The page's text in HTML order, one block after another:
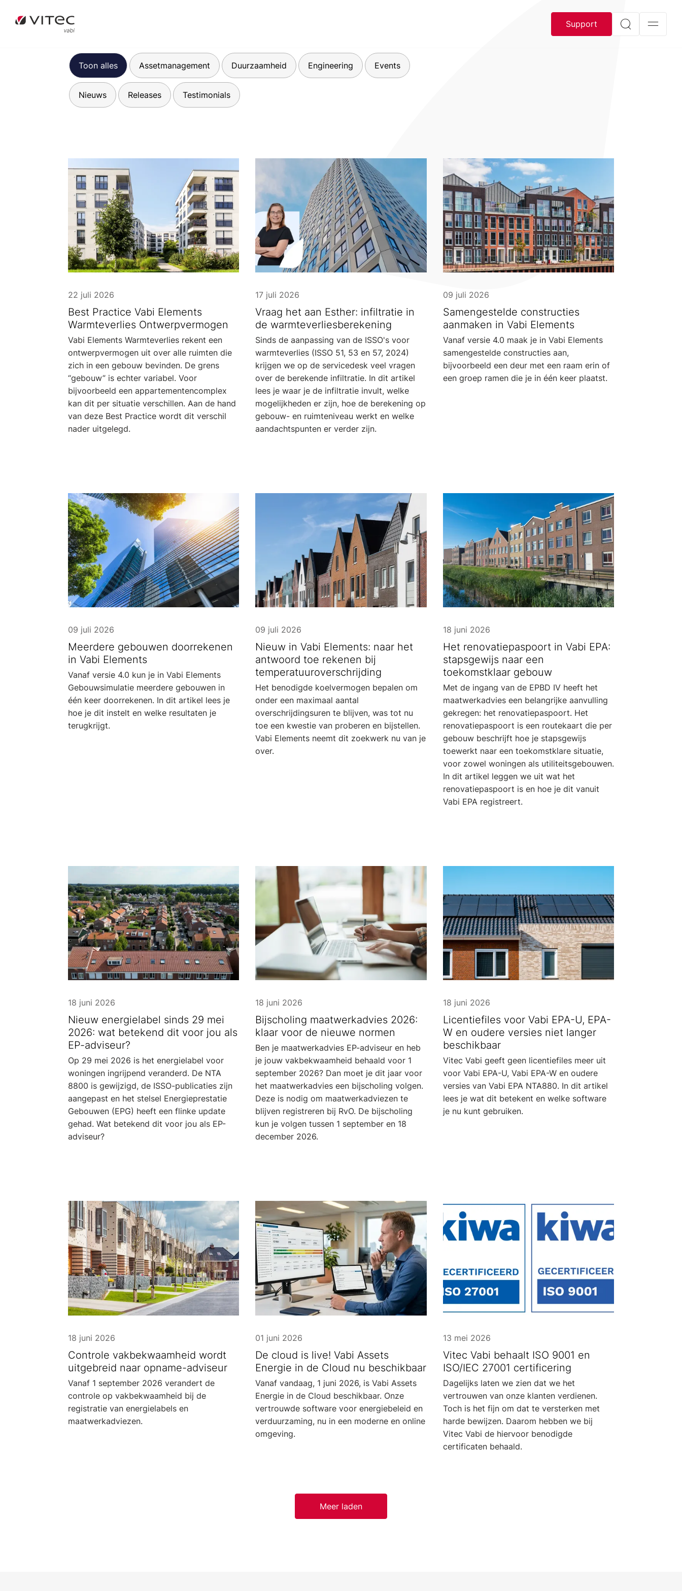
Support
Toon alles Assetmanagement Duurzaamheid Engineering Events
Nieuws Releases Testimonials
22 juli 2026
Best Practice Vabi Elements
Warmteverlies Ontwerpvermogen
Vabi Elements Warmteverlies rekent een
ontwerpvermogen uit over alle ruimten die
zich in een gebouw bevinden. De grens
“gebouw” is echter variabel. Voor
bijvoorbeeld een appartementencomplex
kan dit per situatie verschillen. Aan de hand
van deze Best Practice wordt dit verschil
nader uitgelegd.
17 juli 2026
Vraag het aan Esther: infiltratie in
de warmteverliesberekening
Sinds de aanpassing van de ISSO's voor
warmteverlies (ISSO 51, 53 en 57, 2024)
krijgen we op de servicedesk veel vragen
over de berekende infiltratie. In dit artikel
lees je waar je de infiltratie invult, welke
mogelijkheden er zijn, hoe de berekening op
gebouw- en ruimteniveau werkt en welke
aandachtspunten er verder zijn.
09 juli 2026
Samengestelde constructies
aanmaken in Vabi Elements
Vanaf versie 4.0 maak je in Vabi Elements
samengestelde constructies aan,
bijvoorbeeld een deur met een raam erin of
een groep ramen die je in één keer plaatst.
09 juli 2026
Meerdere gebouwen doorrekenen
in Vabi Elements
Vanaf versie 4.0 kun je in Vabi Elements
Gebouwsimulatie meerdere gebouwen in
één keer doorrekenen. In dit artikel lees je
hoe je dit instelt en welke resultaten je
terugkrijgt.
09 juli 2026
Nieuw in Vabi Elements: naar het
antwoord toe rekenen bij
temperatuuroverschrijding
Het benodigde koelvermogen bepalen om
onder een maximaal aantal
overschrijdingsuren te blijven, was tot nu
toe een kwestie van proberen en bijstellen.
Vabi Elements neemt dit zoekwerk nu van je
over.
18 juni 2026
Het renovatiepaspoort in Vabi EPA:
stapsgewijs naar een
toekomstklaar gebouw
Met de ingang van de EPBD IV heeft het
maatwerkadvies een belangrijke aanvulling
gekregen: het renovatiepaspoort. Het
renovatiepaspoort is een routekaart die per
gebouw beschrijft hoe je stapsgewijs
toewerkt naar een toekomstklare situatie,
voor zowel woningen als utiliteitsgebouwen.
In dit artikel leggen we uit wat het
renovatiepaspoort is en hoe je dit vanuit
Vabi EPA registreert.
18 juni 2026
Nieuw energielabel sinds 29 mei
2026: wat betekend dit voor jou als
EP-adviseur?
Op 29 mei 2026 is het energielabel voor
woningen ingrijpend veranderd. De NTA
8800 is gewijzigd, de ISSO-publicaties zijn
aangepast en het stelsel Energieprestatie
Gebouwen (EPG) heeft een flinke update
gehad. Wat betekend dit voor jou als EP-
adviseur?
18 juni 2026
Bijscholing maatwerkadvies 2026:
klaar voor de nieuwe normen
Ben je maatwerkadvies EP-adviseur en heb
je jouw vakbekwaamheid behaald voor 1
september 2026? Dan moet je dit jaar voor
het maatwerkadvies een bijscholing volgen.
Deze is nodig om maatwerkadviezen te
blijven registreren bij RvO. De bijscholing
kun je volgen tussen 1 september en 18
december 2026.
18 juni 2026
Licentiefiles voor Vabi EPA-U, EPA-
W en oudere versies niet langer
beschikbaar
Vitec Vabi geeft geen licentiefiles meer uit
voor Vabi EPA-U, Vabi EPA-W en oudere
versies van Vabi EPA NTA880. In dit artikel
lees je wat dit betekent en welke software
je nu kunt gebruiken.
18 juni 2026
Controle vakbekwaamheid wordt
uitgebreid naar opname-adviseur
Vanaf 1 september 2026 verandert de
controle op vakbekwaamheid bij de
registratie van energielabels en
maatwerkadviezen.
01 juni 2026
De cloud is live! Vabi Assets
Energie in de Cloud nu beschikbaar
Vanaf vandaag, 1 juni 2026, is Vabi Assets
Energie in de Cloud beschikbaar. Onze
vertrouwde software voor energiebeleid en
verduurzaming, nu in een moderne en online
omgeving.
13 mei 2026
Vitec Vabi behaalt ISO 9001 en
ISO/IEC 27001 certificering
Dagelijks laten we zien dat we het
vertrouwen van onze klanten verdienen.
Toch is het fijn om dat te versterken met
harde bewijzen. Daarom hebben we bij
Vitec Vabi de hiervoor benodigde
certificaten behaald.
Meer laden